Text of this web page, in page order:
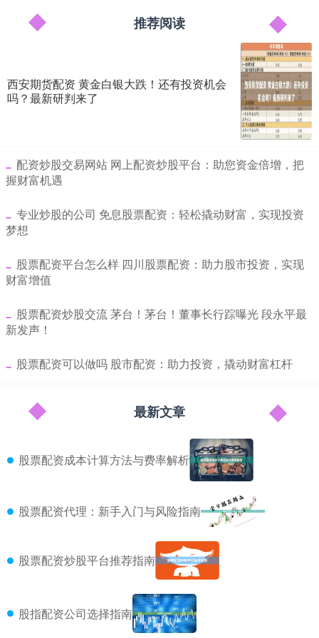
推荐阅读
西安期货配资 黄金白银大跌！还有投资机会
吗？最新研判来了
​配资炒股交易网站 网上配资炒股平台：助您资金倍增，把
握财富机遇
​专业炒股的公司 免息股票配资：轻松撬动财富，实现投资
梦想
​股票配资平台怎么样 四川股票配资：助力股市投资，实现
财富增值
​股票配资炒股交流 茅台！茅台！董事长行踪曝光 段永平最
新发声！
​股票配资可以做吗 股市配资：助力投资，撬动财富杠杆
最新文章
股票配资成本计算方法与费率解析
股票配资代理：新手入门与风险指南
股票配资炒股平台推荐指南
股指配资公司选择指南